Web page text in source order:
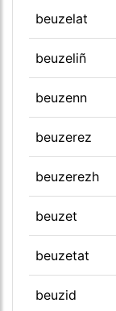
beuzelat
beuzeliñ
beuzenn
beuzerez
beuzerezh
beuzet
beuzetat
beuzid